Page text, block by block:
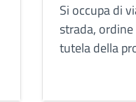
Si occupa di
strada, ordine pubblico,
tutela della